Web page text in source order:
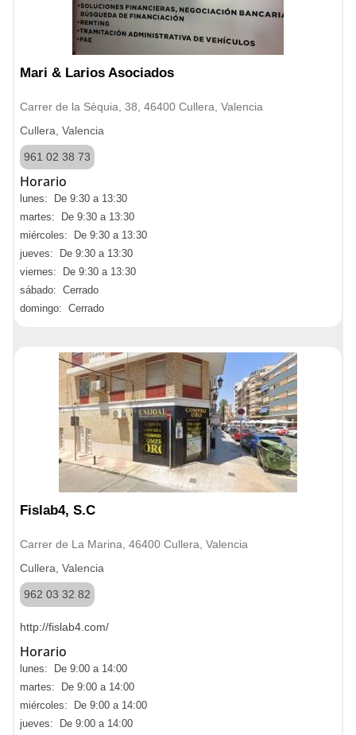
Mari & Larios Asociados
Carrer de la Sèquia, 38, 46400 Cullera, Valencia
Cullera, Valencia
961 02 38 73
Horario
lunes: De 9:30 a 13:30
martes: De 9:30 a 13:30
miércoles: De 9:30 a 13:30
jueves: De 9:30 a 13:30
viernes: De 9:30 a 13:30
sábado: Cerrado
domingo: Cerrado
Fislab4, S.C
Carrer de La Marina, 46400 Cullera, Valencia
Cullera, Valencia
962 03 32 82
http://fislab4.com/
Horario
lunes: De 9:00 a 14:00
martes: De 9:00 a 14:00
miércoles: De 9:00 a 14:00
jueves: De 9:00 a 14:00